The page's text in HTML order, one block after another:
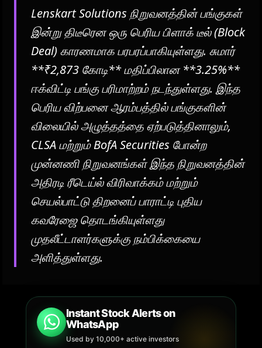
Lenskart Solutions நிறுவனத்தின் பங்குகள்
இன்று திடீரென ஒரு பெரிய பிளாக் டீல் (Block
Deal) காரணமாக பரபரப்பாகியுள்ளது. சுமார்
**₹2,873 கோடி** மதிப்பிலான **3.25%**
ஈக்விட்டி பங்கு பரிமாற்றம் நடந்துள்ளது. இந்த
பெரிய விற்பனை ஆரம்பத்தில் பங்குகளின்
விலையில் அழுத்தத்தை ஏற்படுத்தினாலும்,
CLSA மற்றும் BofA Securities போன்ற
முன்னணி நிறுவனங்கள் இந்த நிறுவனத்தின்
அதிரடி ரீடெய்ல் விரிவாக்கம் மற்றும்
செயல்பாட்டு திறனைப் பாராட்டி புதிய
கவரேஜை தொடங்கியுள்ளது
முதலீட்டாளர்களுக்கு நம்பிக்கையை
அளித்துள்ளது.
Instant Stock Alerts on
WhatsApp
Used by 10,000+ active investors